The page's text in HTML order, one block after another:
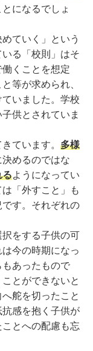
とになるでしょ
ていく」という
る「校則」はそ
くことを想定
等が求められ、
いました。学校
供とされていま
ています。 多様
めるのではな
るようになってい
「外すこと」も
です。それぞれの
をする子供の可
今の時期になっ
あったもので
とができないと
舵を切ったこと
感を抱く子供が
とへの配慮も忘